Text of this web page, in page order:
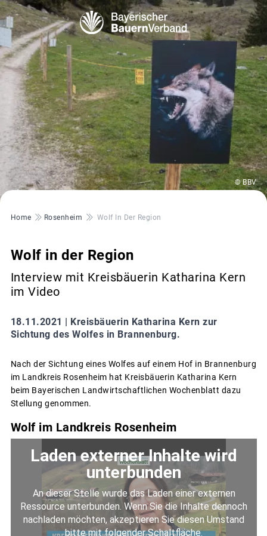
© BBV
Pfadnavigation
Home Rosenheim Wolf In Der Region
Wolf in der Region
Interview mit Kreisbäuerin Katharina Kern
im Video
18.11.2021 | Kreisbäuerin Katharina Kern zur
Sichtung des Wolfes in Brannenburg.
Nach der Sichtung eines Wolfes auf einem Hof in Brannenburg
im Landkreis Rosenheim hat Kreisbäuerin Katharina Kern
beim Bayerischen Landwirtschaftlichen Wochenblatt dazu
Stellung genommen.
Wolf im Landkreis Rosenheim